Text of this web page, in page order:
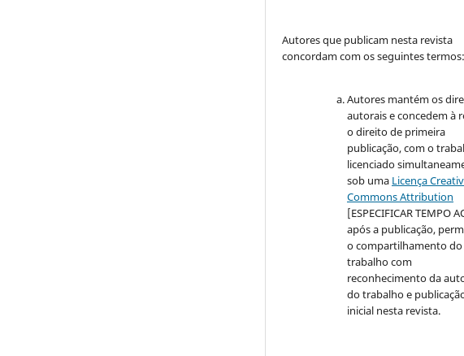
Autores que publicam nesta revista
concordam com os seguintes termos:
Autores mantém os
autorais e concedem à
o direito de primeira
publicação, com o
licenciado
sob uma Licença
Commons Attribution
[ESPECIFICAR TEMPO
após a publicação,
o compartilhamento do
trabalho com
reconhecimento da
do trabalho e
inicial nesta revista.